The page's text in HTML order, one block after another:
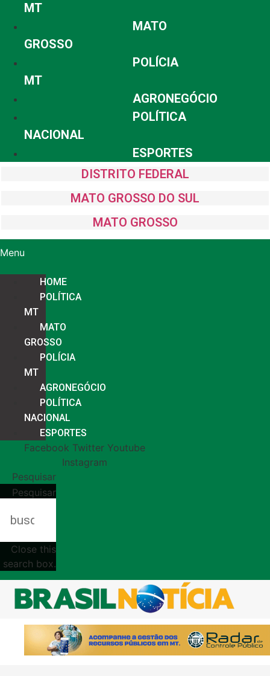
MT
MATO
GROSSO
POLÍCIA
MT
AGRONEGÓCIO
POLÍTICA
NACIONAL
ESPORTES
DISTRITO FEDERAL
MATO GROSSO DO SUL
MATO GROSSO
Menu
HOME
POLÍTICA
MT
MATO
GROSSO
POLÍCIA
MT
AGRONEGÓCIO
POLÍTICA
NACIONAL
ESPORTES
Facebook Twitter Youtube
Instagram
Pesquisar
Pesquisar
Close this
search box.